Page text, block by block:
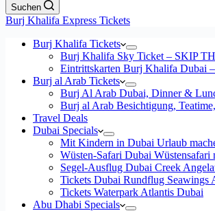
Suchen
Burj Khalifa Express Tickets
Burj Khalifa Tickets
Burj Khalifa Sky Ticket – SKIP
Eintrittskarten Burj Khalifa Dubai
Burj al Arab Tickets
Burj Al Arab Dubai, Dinner &
Burj al Arab Besichtigung,
Travel Deals
Dubai Specials
Mit Kindern in Dubai Urlaub
Wüsten-Safari Dubai
Segel-Ausflug Dubai Creek
Tickets Dubai Rundflug Seawings
Tickets Waterpark Atlantis Dubai
Abu Dhabi Specials